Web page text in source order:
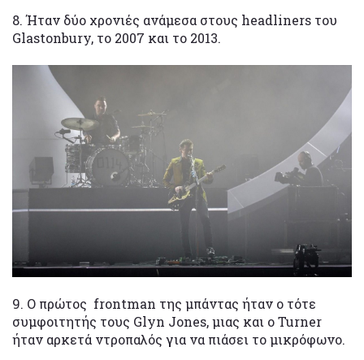
8. Ήταν δύο χρονιές ανάμεσα στους headliners του
Glastonbury, το 2007 και το 2013.
9. Ο πρώτος frontman της μπάντας ήταν ο τότε
συμφοιτητής τους Glyn Jones, μιας και ο Turner
ήταν αρκετά ντροπαλός για να πιάσει το μικρόφωνο.